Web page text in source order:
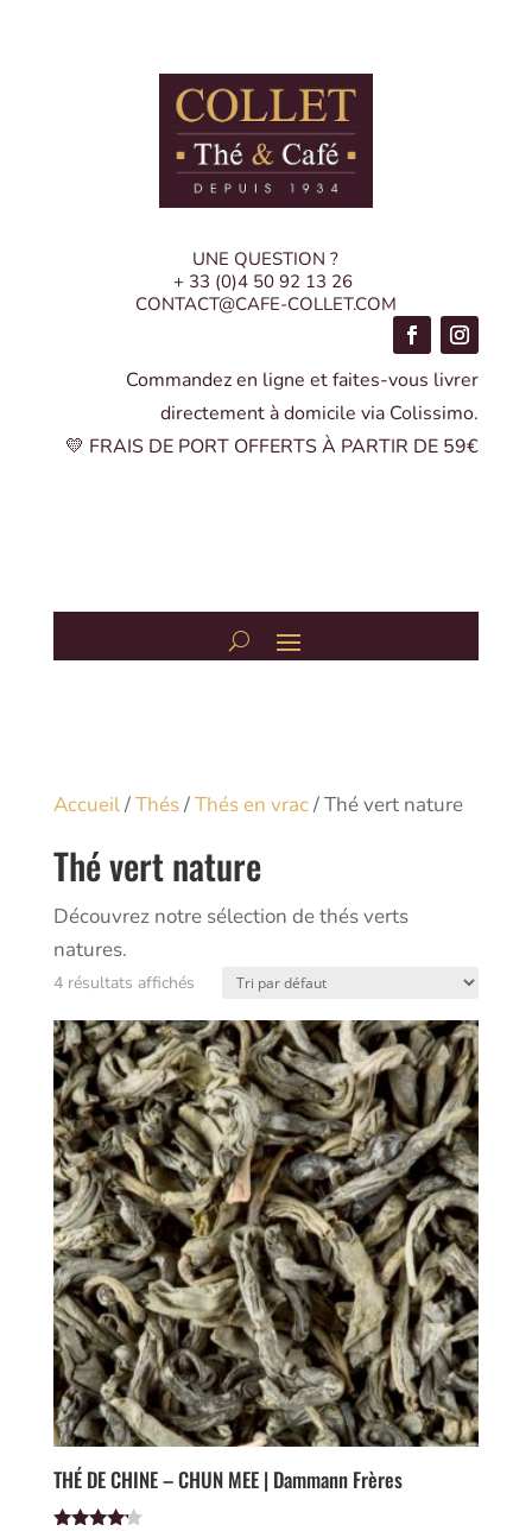
UNE QUESTION ?
+ 33 (0)4 50 92 13 26
CONTACT@CAFE-COLLET.COM
Commandez en ligne et faites-vous livrer
directement à domicile via Colissimo.
💛 FRAIS DE PORT OFFERTS À PARTIR DE 59€
Accueil/Thés/Thés en vrac/ Thé vert nature
Thé vert nature
Découvrez notre sélection de thés verts
natures.
4 résultats affichés
THÉ DE CHINE – CHUN MEE | Dammann Frères